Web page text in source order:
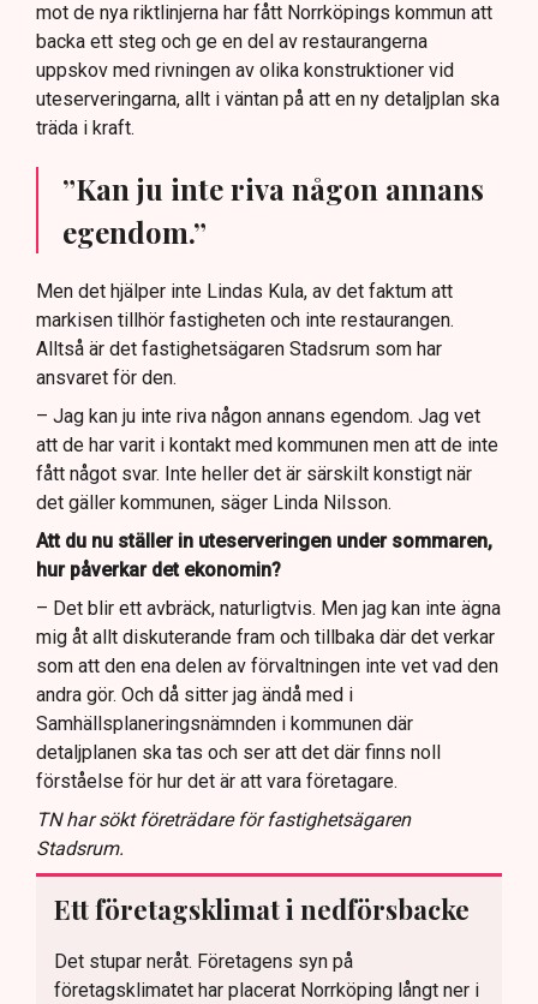
mot de nya riktlinjerna har fått Norrköpings kommun att
backa ett steg och ge en del av restaurangerna
uppskov med rivningen av olika konstruktioner vid
uteserveringarna, allt i väntan på att en ny detaljplan ska
träda i kraft.
”Kan ju inte riva någon annans
egendom.”
Men det hjälper inte Lindas Kula, av det faktum att
markisen tillhör fastigheten och inte restaurangen.
Alltså är det fastighetsägaren Stadsrum som har
ansvaret för den.
– Jag kan ju inte riva någon annans egendom. Jag vet
att de har varit i kontakt med kommunen men att de inte
fått något svar. Inte heller det är särskilt konstigt när
det gäller kommunen, säger Linda Nilsson.
Att du nu ställer in uteserveringen under sommaren,
hur påverkar det ekonomin?
– Det blir ett avbräck, naturligtvis. Men jag kan inte ägna
mig åt allt diskuterande fram och tillbaka där det verkar
som att den ena delen av förvaltningen inte vet vad den
andra gör. Och då sitter jag ändå med i
Samhällsplaneringsnämnden i kommunen där
detaljplanen ska tas och ser att det där finns noll
förståelse för hur det är att vara företagare.
TN har sökt företrädare för fastighetsägaren
Stadsrum.
Ett företagsklimat i nedförsbacke
Det stupar neråt. Företagens syn på
företagsklimatet har placerat Norrköping långt ner i